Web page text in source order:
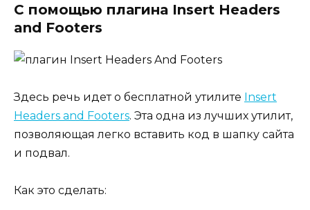
С помощью плагина Insert Headers
and Footers
Здесь речь идет о бесплатной утилите Insert
Headers and Footers. Эта одна из лучших утилит,
позволяющая легко вставить код в шапку сайта
и подвал.
Как это сделать: